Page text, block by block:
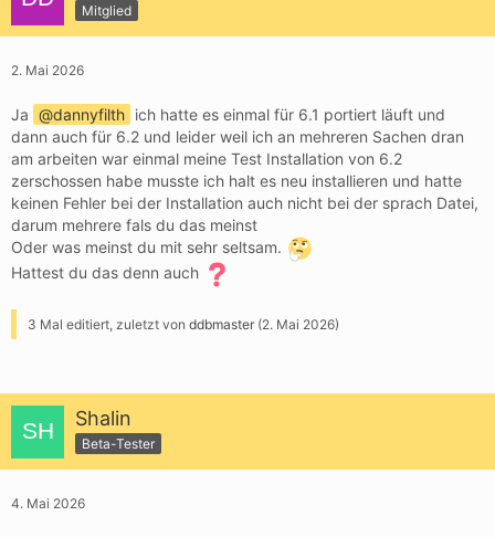
Mitglied
2. Mai 2026
Ja dannyfilth ich hatte es einmal für 6.1 portiert läuft und
dann auch für 6.2 und leider weil ich an mehreren Sachen dran
am arbeiten war einmal meine Test Installation von 6.2
zerschossen habe musste ich halt es neu installieren und hatte
keinen Fehler bei der Installation auch nicht bei der sprach Datei,
darum mehrere fals du das meinst
Oder was meinst du mit sehr seltsam.
Hattest du das denn auch
3 Mal editiert, zuletzt von ddbmaster (2. Mai 2026)
Shalin
Beta-Tester
4. Mai 2026